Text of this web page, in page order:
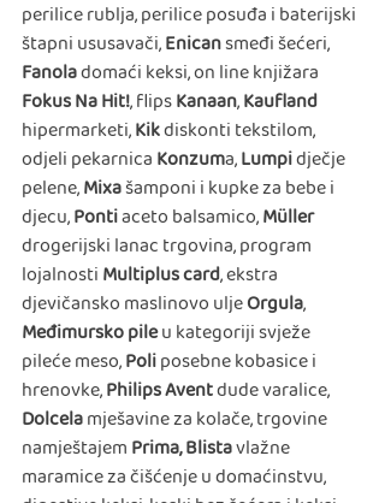
perilice rublja, perilice posuđa i baterijski
štapni ususavači, Enican smeđi šećeri,
Fanola domaći keksi, on line knjižara
Fokus Na Hit!, flips Kanaan, Kaufland
hipermarketi, Kik diskonti tekstilom,
odjeli pekarnica Konzuma, Lumpi dječje
pelene, Mixa šamponi i kupke za bebe i
djecu, Ponti aceto balsamico, Müller
drogerijski lanac trgovina, program
lojalnosti Multiplus card, ekstra
djevičansko maslinovo ulje Orgula,
Međimursko pile u kategoriji svježe
pileće meso, Poli posebne kobasice i
hrenovke, Philips Avent dude varalice,
Dolcela mješavine za kolače, trgovine
namještajem Prima, Blista vlažne
maramice za čišćenje u domaćinstvu,